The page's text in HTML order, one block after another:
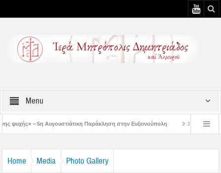
Menu
Παράκληση στην Ευξεινούπολη Χειροθεσία Πνευματικού και
Home Media Photo Gallery